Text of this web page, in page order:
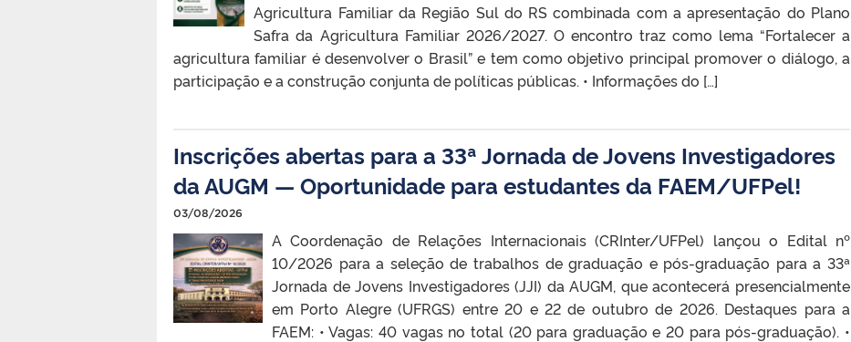
Agricultura Familiar da Região Sul do RS combinada com a apresentação do Plano
Safra da Agricultura Familiar 2026/2027. O encontro traz como lema “Fortalecer a
agricultura familiar é desenvolver o Brasil” e tem como objetivo principal promover o diálogo, a
participação e a construção conjunta de políticas públicas. •⁠ ⁠Informações do […]
Inscrições abertas para a 33ª Jornada de Jovens Investigadores
da AUGM — Oportunidade para estudantes da FAEM/UFPel!
03/08/2026
A Coordenação de Relações Internacionais (CRInter/UFPel) lançou o Edital nº
10/2026 para a seleção de trabalhos de graduação e pós-graduação para a 33ª
Jornada de Jovens Investigadores (JJI) da AUGM, que acontecerá presencialmente
em Porto Alegre (UFRGS) entre 20 e 22 de outubro de 2026. Destaques para a
FAEM: •⁠ ⁠Vagas: 40 vagas no total (20 para graduação e 20 para pós-graduação). •⁠